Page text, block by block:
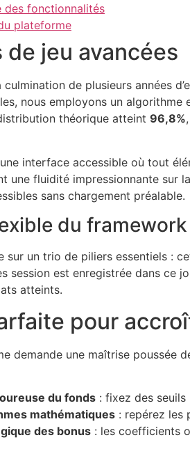
des fonctionnalités
plateforme
jeu avancées
de plusieurs années
nous employons un
théorique atteint 96,8%
interface accessible où tout
une fluidité impressionnante sur
sans chargement préalable.
du framework
un trio de piliers essentiels :
session est enregistrée dans
atteints.
pour
demande une maîtrise poussée
du fonds : fixez des
mathématiques : repérez les
des bonus : les coefficients